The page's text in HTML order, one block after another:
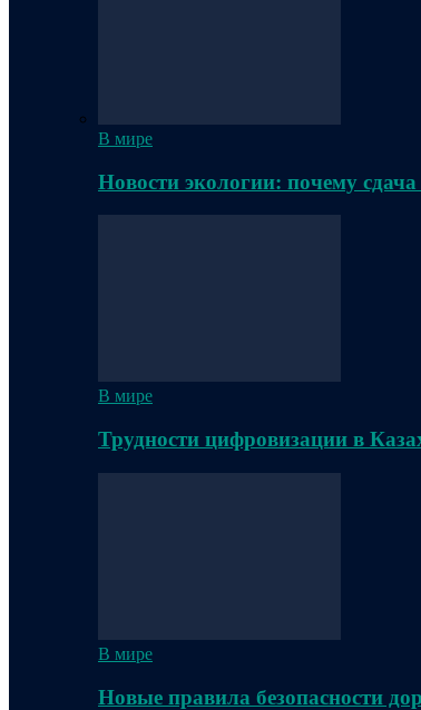
В мире
Новости экологии: почему
В мире
Трудности цифровизации в
В мире
Новые правила безопасности